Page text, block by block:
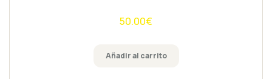
50.00€
Añadir al carrito